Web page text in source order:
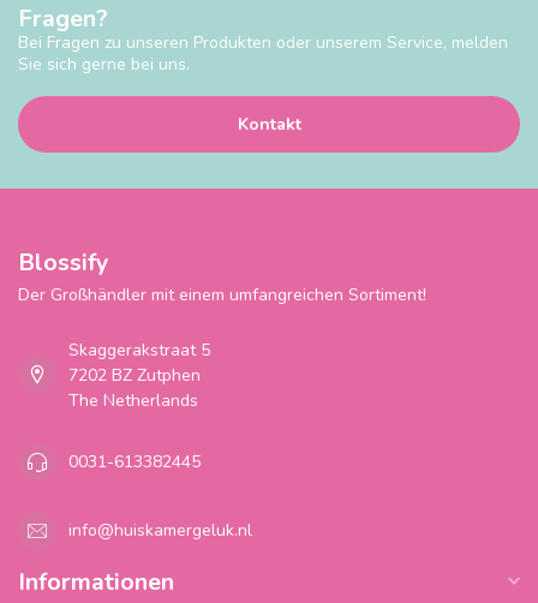
Fragen?
Bei Fragen zu unseren Produkten oder unserem Service, melden
Sie sich gerne bei uns.
Kontakt
Blossify
Der Großhändler mit einem umfangreichen Sortiment!
Skaggerakstraat 5
7202 BZ Zutphen
The Netherlands
0031-613382445
info@huiskamergeluk.nl
Informationen